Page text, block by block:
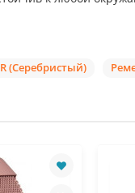
(Серебристый)